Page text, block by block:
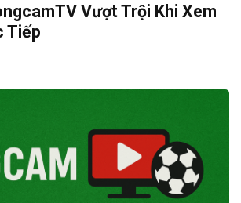
Vượt Trội Khi Xem
Tiếp